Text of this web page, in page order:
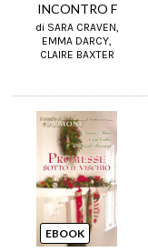
INCONTRO F
di SARA CRAVEN,
EMMA DARCY,
CLAIRE BAXTER
EBOOK